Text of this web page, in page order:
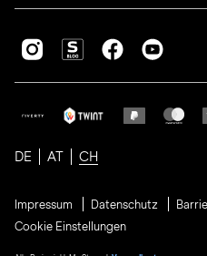
DE AT CH
Impressum Datenschutz
Cookie Einstellungen